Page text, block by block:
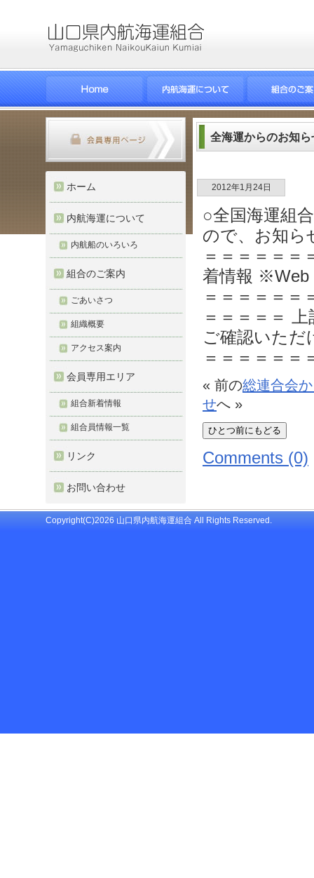
ホーム
内航海運について
内航船のいろいろ
組合のご案内
ごあいさつ
組織概要
アクセス案内
会員専用エリア
組合新着情報
組合員情報一覧
リンク
お問い合わせ
全海運からのお知ら
2012年1月24日
○全国海運組
ので、お知ら
＝＝＝＝＝＝
着情報 ※Web
＝＝＝＝＝＝
＝＝＝＝＝
ご確認いただ
＝＝＝＝＝＝
« 前の総連合会
せへ »
Comments (0)
Copyright(C)2026 山口県内航海運組合 All Rights Reserved.